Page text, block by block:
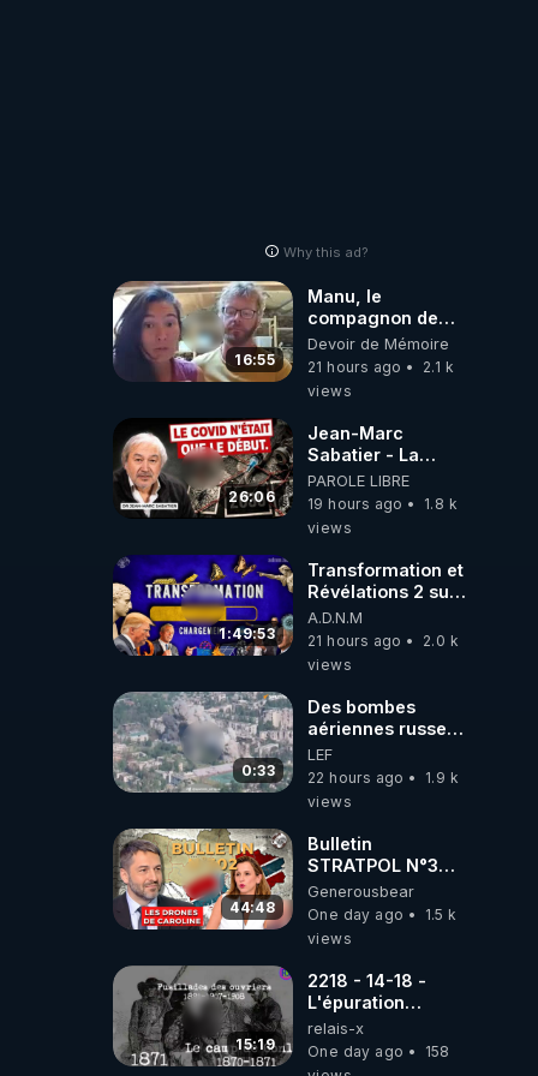
Why this ad?
16:55
Manu, le
compagnon de
Kyria, raconte sa
garde à vue
musclée.
Devoir de Mémoire
21 hours ago
2.1 k
views
26:06
Jean-Marc
Sabatier - La
Covid-19 n'a été
que le début -
L'ARNm &
où auront-t-il ?
PAROLE LIBRE
19 hours ago
1.8 k
views
1:49:53
Transformation et
Révélations 2 sur
2 - live du
07/08/26
A.D.N.M
21 hours ago
2.0 k
views
0:33
Des bombes
aériennes russes
anéantissent les
centres de
contrôle de
brigades
ukrainienne
LEF
22 hours ago
1.9 k
views
44:48
Bulletin
STRATPOL N°302.
Armée des
drones, MS-21 en
série, missiles
07.08.2026.
Generousbear
One day ago
1.5 k
views
15:19
2218 - 14-18 -
L'épuration
républicaine
organisée par les
frères de la
relais-x
One day ago
158